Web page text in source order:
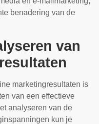
benadering van de
van
marketingresultaten is
van een effectieve
analyseren van de
kun je